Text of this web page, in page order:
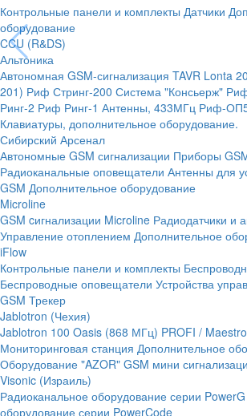
Контрольные панели и комплекты Датчики
оборудование
CCU (R&DS)
Альтоника
Автономная GSM-сигнализация TAVR Lonta
201) Риф Стринг-200 Система "Консьерж"
Ринг-2 Риф Ринг-1 Антенны, 433МГц Риф-
Клавиатуры, дополнительное оборудование.
Сибирский Арсенал
Автономные GSM сигнализации Приборы
Радиоканальные оповещатели Антенны для
GSM Дополнительное оборудование
Microline
GSM cигнализации Microline Радиодатчики и
Управление отоплением Дополнительное
iFlow
Контрольные панели и комплекты
Беспроводные оповещатели Устройства
GSM Трекер
Jablotron (Чехия)
Jablotron 100 Oasis (868 МГц) PROFI /
Мониторинговая станция Дополнительное
Оборудование "AZOR" GSM мини
Visonic (Израиль)
Радиоканальное оборудование серии PowerG
оборудование серии PowerCode